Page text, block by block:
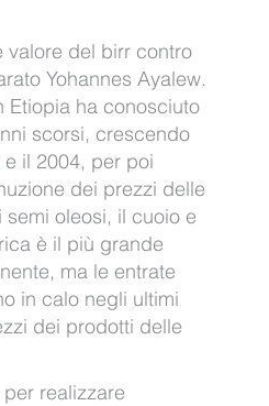
valore del birr contro
Yohannes Ayalew.
Etiopia ha conosciuto
scorsi, crescendo
il 2004, per poi
dei prezzi delle
oleosi, il cuoio e
è il più grande
ma le entrate
in calo negli ultimi
dei prodotti delle
realizzare